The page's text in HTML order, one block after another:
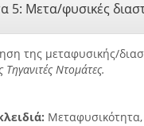
5: Μετα/φυσικές
της μεταφυσικής/
Τηγανιτές Ντομάτες.